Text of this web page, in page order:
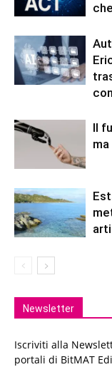
Il
Newsletter
Iscriviti alla
portali di BitMAT